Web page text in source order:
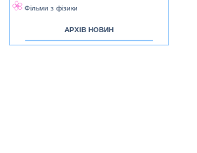
Фільми з фізики
АРХІВ НОВИН